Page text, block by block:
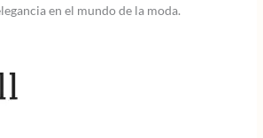
en el mundo de la moda.